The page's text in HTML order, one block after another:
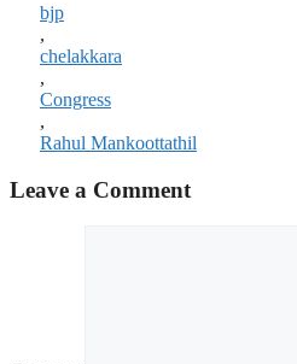
bjp
,
chelakkara
,
Congress
,
Rahul Mankoottathil
Leave a Comment